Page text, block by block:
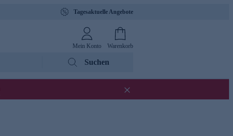
Tagesaktuelle Angebote
Mein Konto Warenkorb
Suchen